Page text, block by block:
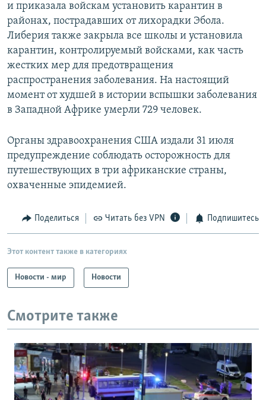
и приказала войскам установить карантин в
районах, пострадавших от лихорадки Эбола.
Либерия также закрыла все школы и установила
карантин, контролируемый войсками, как часть
жестких мер для предотвращения
распространения заболевания. На настоящий
момент от худшей в истории вспышки заболевания
в Западной Африке умерли 729 человек.
Органы здравоохранения США издали 31 июля
предупреждение соблюдать осторожность для
путешествующих в три африканские страны,
охваченные эпидемией.
Поделиться Читать без VPN Подпишитесь
Этот контент также в категориях
Новости - мир Новости
Смотрите также